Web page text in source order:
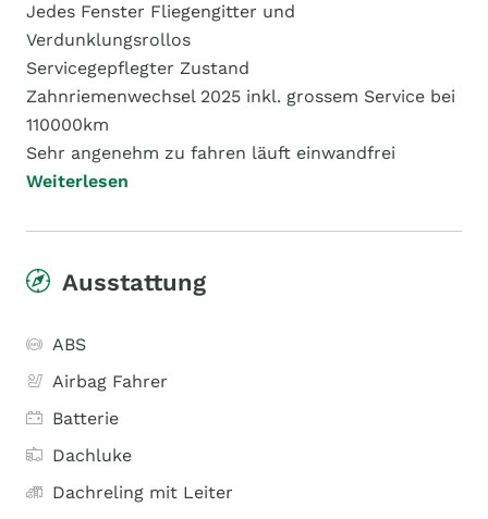
Jedes Fenster Fliegengitter und
Verdunklungsrollos
Servicegepflegter Zustand
Zahnriemenwechsel 2025 inkl. grossem Service bei
110000km
Sehr angenehm zu fahren läuft einwandfrei
Weiterlesen
Ausstattung
ABS
Airbag Fahrer
Batterie
Dachluke
Dachreling mit Leiter